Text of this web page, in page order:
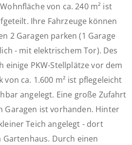
von ca. 240 m² ist
Ihre Fahrzeuge können
2 Garagen parken (1 Garage
- mit elektrischem Tor). Des
einige PKW-Stellplätze vor dem
von ca. 1.600 m² ist pflegeleicht
angelegt. Eine große Zufahrt
Garagen ist vorhanden. Hinter
Teich angelegt - dort
Durch einen